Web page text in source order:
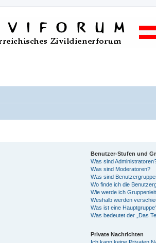
Benutzer-Stufen und
Was sind
Was sind Moderatoren?
Was sind
Wo finde ich die
Wie werde ich
Weshalb werden
Was ist eine
Was bedeutet der „Das
Private Nachrichten